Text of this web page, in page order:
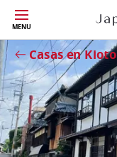
Tamaño
MENU
Casas en Kioto
Close
Cerrar